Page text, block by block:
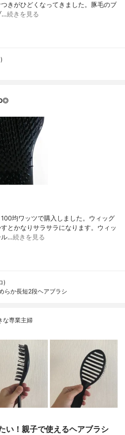
きがひどくなってきました。豚毛のブ
…続きを見る
均ワッツで購入しました。ウィッグ
とかなりサラサラになります。ウィッ
ル…続きを見る
)
らか長短2段ヘアブラシ
な専業主婦
い！親子で使えるヘアブラシ